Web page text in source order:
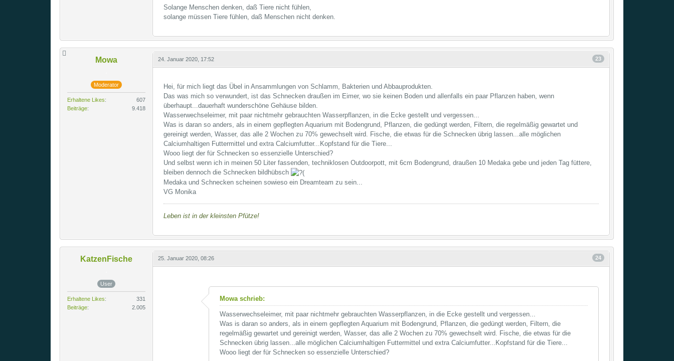
Solange Menschen denken, daß Tiere nicht fühlen,
solange müssen Tiere fühlen, daß Menschen nicht denken.
Mowa
Moderator
Erhaltene Likes
607
Beiträge
9.418
23
24. Januar 2020, 17:52
Hei, für mich liegt das Übel in Ansammlungen von Schlamm, Bakterien und Abbauprodukten.
Das was mich so verwundert, ist das Schnecken draußen im Eimer, wo sie keinen Boden und allenfalls ein paar Pflanzen haben, wenn
überhaupt...dauerhaft wunderschöne Gehäuse bilden.
Wasserwechseleimer, mit paar nichtmehr gebrauchten Wasserpflanzen, in die Ecke gestellt und vergessen...
Was is daran so anders, als in einem gepflegten Aquarium mit Bodengrund, Pflanzen, die gedüngt werden, Filtern, die regelmäßig gewartet und
gereinigt werden, Wasser, das alle 2 Wochen zu 70% gewechselt wird. Fische, die etwas für die Schnecken übrig lassen...alle möglichen
Calciumhaltigen Futtermittel und extra Calciumfutter...Kopfstand für die Tiere...
Wooo liegt der für Schnecken so essenzielle Unterschied?
Und selbst wenn ich in meinen 50 Liter fassenden, techniklosen Outdoorpott, mit 6cm Bodengrund, draußen 10 Medaka gebe und jeden Tag füttere,
bleiben dennoch die Schnecken bildhübsch
Medaka und Schnecken scheinen sowieso ein Dreamteam zu sein...
VG Monika
Leben ist in der kleinsten Pfütze!
KatzenFische
User
Erhaltene Likes
331
Beiträge
2.005
24
25. Januar 2020, 08:26
Mowa schrieb:
Wasserwechseleimer, mit paar nichtmehr gebrauchten Wasserpflanzen, in die Ecke gestellt und vergessen...
Was is daran so anders, als in einem gepflegten Aquarium mit Bodengrund, Pflanzen, die gedüngt werden, Filtern, die
regelmäßig gewartet und gereinigt werden, Wasser, das alle 2 Wochen zu 70% gewechselt wird. Fische, die etwas für die
Schnecken übrig lassen...alle möglichen Calciumhaltigen Futtermittel und extra Calciumfutter...Kopfstand für die Tiere...
Wooo liegt der für Schnecken so essenzielle Unterschied?